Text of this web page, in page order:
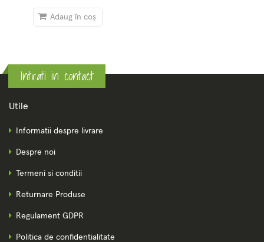
Adaug în coș
Intrati in contact
Utile
Informatii despre livrare
Despre noi
Termeni si conditii
Returnare Produse
Regulament GDPR
Politica de confidentialitate